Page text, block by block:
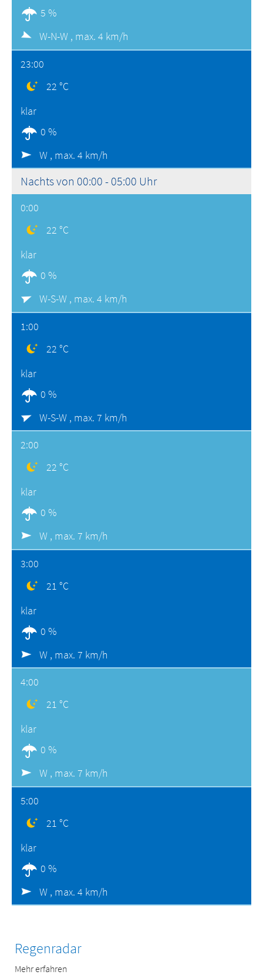
5 %
W-N-W , max. 4 km/h
23:00
22 °C
klar
0 %
W , max. 4 km/h
Nachts von 00:00 - 05:00 Uhr
0:00
22 °C
klar
0 %
W-S-W , max. 4 km/h
1:00
22 °C
klar
0 %
W-S-W , max. 7 km/h
2:00
22 °C
klar
0 %
W , max. 7 km/h
3:00
21 °C
klar
0 %
W , max. 7 km/h
4:00
21 °C
klar
0 %
W , max. 7 km/h
5:00
21 °C
klar
0 %
W , max. 4 km/h
Regenradar
Mehr erfahren